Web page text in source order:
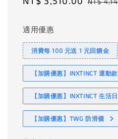
適用優惠
消費每 100 元送 1 元回饋金
【加購優惠】INXTINCT 運動
【加購優惠】INXTINCT 生活
【加購優惠】TWG 防滑襪